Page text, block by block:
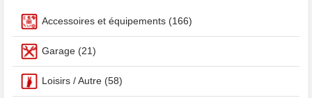
Accessoires et équipements (166)
Garage (21)
Loisirs / Autre (58)